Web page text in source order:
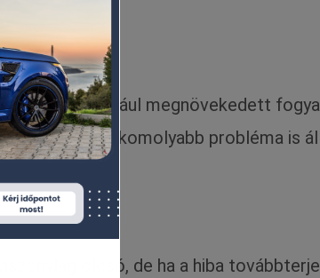
párosul (például megnövekedett
hiba mögött komolyabb probléma is
olcsó, de ha a hiba